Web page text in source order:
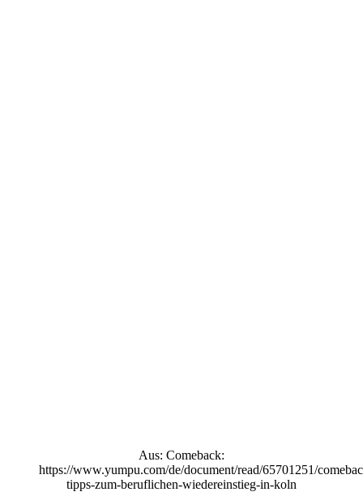
Aus: Comeback:
https://www.yumpu.com/de/document/read/65701251/
tipps-zum-beruflichen-wiedereinstieg-in-koln